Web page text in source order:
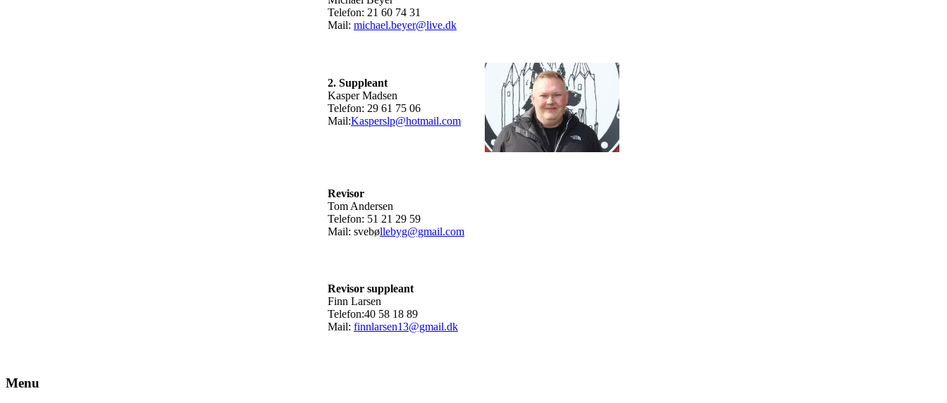
Telefon: 21 60 74 31
Mail: michael.beyer@live.dk
2. Suppleant
Kasper Madsen
Telefon: 29 61 75 06
Mail:Kasperslp@hotmail.com
Revisor
Tom Andersen
Telefon: 51 21 29 59
Mail: svebøllebyg@gmail.com
Revisor suppleant
Finn Larsen
Telefon:40 58 18 89
Mail: finnlarsen13@gmail.dk
Menu